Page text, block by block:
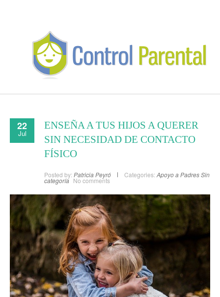
22
Jul
ENSEÑA A TUS HIJOS A QUERER
SIN NECESIDAD DE CONTACTO
FÍSICO
Posted by: Patricia Peyró Categories: Apoyo a PadresSin
categoría No comments